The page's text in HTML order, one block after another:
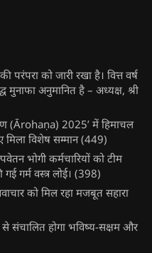
को जारी रखा है। वित्त वर्ष
अनुमानित है – अध्यक्ष, श्री
(Ārohaṇa) 2025’ में हिमाचल
मिला विशेष सम्मान (449)
भोगी कर्मचारियों को टीम
गर्म वस्त्र लोई। (398)
को मिल रहा मजबूत सहारा
से संचालित होगा भविष्य-सक्षम और